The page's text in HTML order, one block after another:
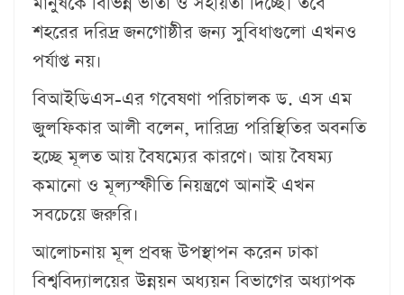
শহরের দরিদ্র জনগোষ্ঠীর জন্য সুবিধাগুলো এখনও
পর্যাপ্ত নয়।
বিআইডিএস-এর গবেষণা পরিচালক ড. এস এম
জুলফিকার আলী বলেন, দারিদ্র্য পরিস্থিতির অবনতি
হচ্ছে মূলত আয় বৈষম্যের কারণে। আয় বৈষম্য
কমানো ও মূল্যস্ফীতি নিয়ন্ত্রণে আনাই এখন
সবচেয়ে জরুরি।
আলোচনায় মূল প্রবন্ধ উপস্থাপন করেন ঢাকা
বিশ্ববিদ্যালয়ের উন্নয়ন অধ্যয়ন বিভাগের অধ্যাপক